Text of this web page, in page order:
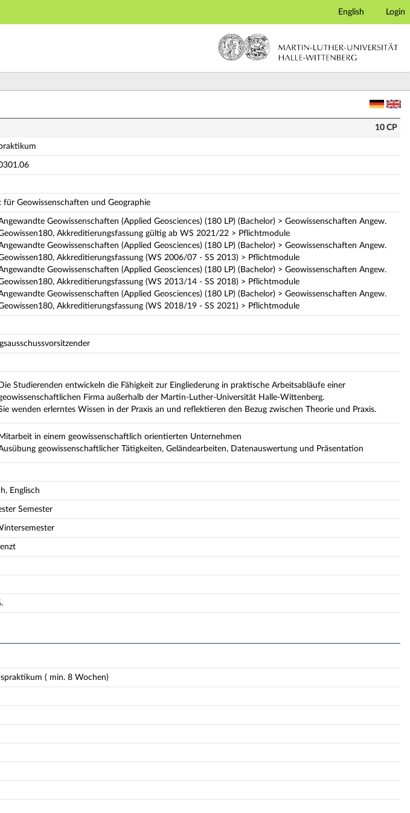
English Login
10 CP
für Geowissenschaften und Geographie
Geowissenschaften (Applied Geosciences) (180 LP) (Bachelor) > Geowissenschaften Angew.
Akkreditierungsfassung gültig ab WS 2021/22 > Pflichtmodule
Geowissenschaften (Applied Geosciences) (180 LP) (Bachelor) > Geowissenschaften Angew.
Akkreditierungsfassung (WS 2006/07 - SS 2013) > Pflichtmodule
Geowissenschaften (Applied Geosciences) (180 LP) (Bachelor) > Geowissenschaften Angew.
Akkreditierungsfassung (WS 2013/14 - SS 2018) > Pflichtmodule
Geowissenschaften (Applied Geosciences) (180 LP) (Bachelor) > Geowissenschaften Angew.
Akkreditierungsfassung (WS 2018/19 - SS 2021) > Pflichtmodule
Die Studierenden entwickeln die Fähigkeit zur Eingliederung in praktische Arbeitsabläufe einer
Firma außerhalb der Martin-Luther-Universität Halle-Wittenberg.
wenden erlerntes Wissen in der Praxis an und reflektieren den Bezug zwischen Theorie und Praxis.
Mitarbeit in einem geowissenschaftlich orientierten Unternehmen
geowissenschaftlicher Tätigkeiten, Geländearbeiten, Datenauswertung und Präsentation
Englisch
Semester
( min. 8 Wochen)